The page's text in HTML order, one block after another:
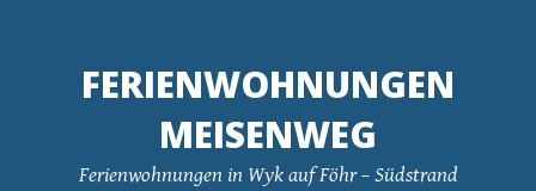
FERIENWOHNUNGEN
MEISENWEG
Ferienwohnungen in Wyk auf Föhr – Südstrand